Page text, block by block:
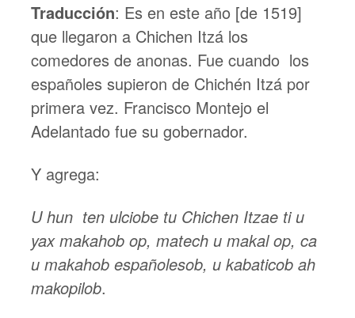
Traducción: Es en este año [de 1519]
que llegaron a Chichen Itzá los
comedores de anonas. Fue cuando los
españoles supieron de Chichén Itzá por
primera vez. Francisco Montejo el
Adelantado fue su gobernador.
Y agrega:
U hun ten ulciobe tu Chichen Itzae ti u
yax makahob op, matech u makal op, ca
u makahob españolesob, u kabaticob ah
makopilob.